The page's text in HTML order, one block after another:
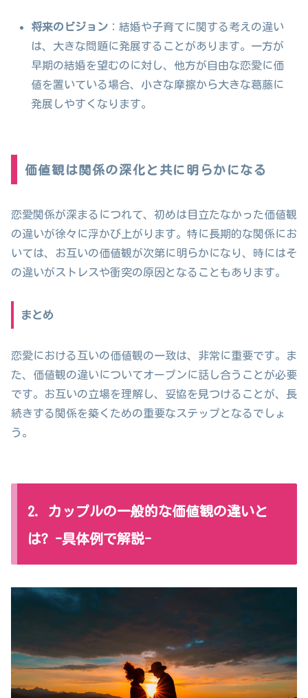
将来のビジョン ：結婚や子育てに関する考えの違い
は、大きな問題に発展することがあります。一方が
早期の結婚を望むのに対し、他方が自由な恋愛に価
値を置いている場合、小さな摩擦から大きな葛藤に
発展しやすくなります。
価値観は関係の深化と共に明らかになる
恋愛関係が深まるにつれて、初めは目立たなかった価値観
の違いが徐々に浮かび上がります。特に長期的な関係にお
いては、お互いの価値観が次第に明らかになり、時にはそ
の違いがストレスや衝突の原因となることもあります。
まとめ
恋愛における互いの価値観の一致は、非常に重要です。ま
た、価値観の違いについてオープンに話し合うことが必要
です。お互いの立場を理解し、妥協を見つけることが、長
続きする関係を築くための重要なステップとなるでしょ
う。
2. カップルの一般的な価値観の違いと
は? -具体例で解説-